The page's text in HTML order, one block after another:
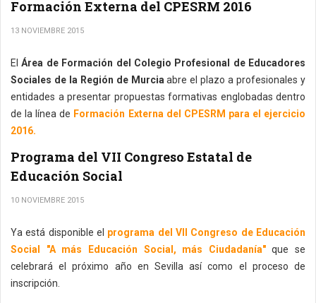
Formación Externa del CPESRM 2016
13 NOVIEMBRE 2015
ElÁrea de Formación del Colegio Profesional de Educadores
Sociales de la Región de Murcia abre el plazo a profesionales y
entidades a presentar propuestas formativas englobadas dentro
de la línea de Formación Externa del CPESRM para el ejercicio
2016.
Programa del VII Congreso Estatal de
Educación Social
10 NOVIEMBRE 2015
Ya está disponible el programa del VII Congreso de Educación
Social "A más Educación Social, más Ciudadanía"que se
celebrará el próximo año en Sevilla así como el proceso de
inscripción.